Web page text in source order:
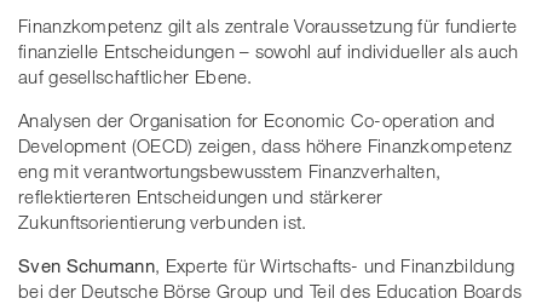
Finanzkompetenz gilt als zentrale Voraussetzung für fundierte
finanzielle Entscheidungen – sowohl auf individueller als auch
auf gesellschaftlicher Ebene.
Analysen der Organisation for Economic Co-operation and
Development (OECD) zeigen, dass höhere Finanzkompetenz
eng mit verantwortungsbewusstem Finanzverhalten,
reflektierteren Entscheidungen und stärkerer
Zukunftsorientierung verbunden ist.
Sven Schumann, Experte für Wirtschafts- und Finanzbildung
bei der Deutsche Börse Group und Teil des Education Boards